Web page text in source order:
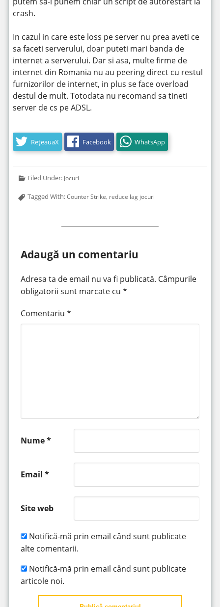
crash.
In cazul in care este loss pe server nu prea aveti ce
sa faceti serverului, doar puteti mari banda de
internet a serverului. Dar si asa, multe firme de
internet din Romania nu au peering direct cu restul
furnizorilor de internet, in plus se face overload
destul de mult. Totodata nu recomand sa tineti
server de cs pe ADSL.
RețeauaX Facebook WhatsApp
Filed Under: Jocuri
Tagged With:Counter Strike, reduce lag jocuri
Adaugă un comentariu
Adresa ta de email nu va fi publicată. Câmpurile
obligatorii sunt marcate cu *
Comentariu *
Nume*
Email *
Site web
Notifică-mă prin email când sunt publicate
alte comentarii.
Notifică-mă prin email când sunt publicate
articole noi.